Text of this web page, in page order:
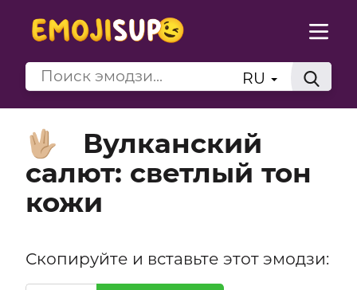
RU
🖖🏼
Вулканский
салют: светлый тон
кожи
Скопируйте и вставьте этот эмодзи: